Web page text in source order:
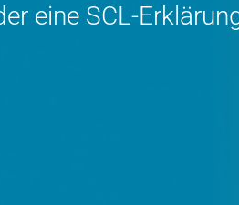
eine SCL-